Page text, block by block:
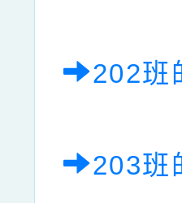
202班
203班